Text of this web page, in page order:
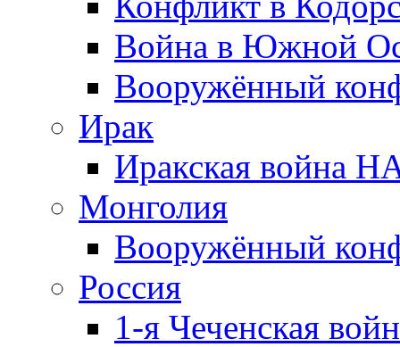
Война в Южной
Вооружённый
Ирак
Иракская война
Монголия
Вооружённый
Россия
1-я Чеченская